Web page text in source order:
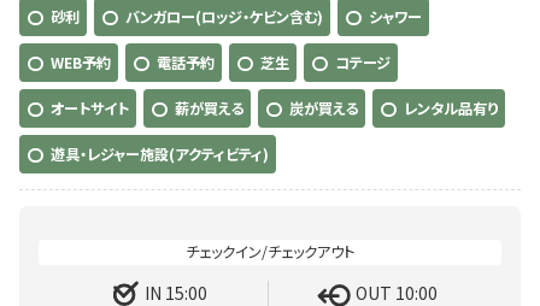
砂利 バンガロー(ロッジ・ケビン含む) シャワー
WEB予約 電話予約 芝生 コテージ
オートサイト 薪が買える 炭が買える レンタル品有り
遊具・レジャー施設(アクティビティ)
IN 15:00 OUT 10:00